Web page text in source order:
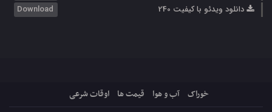
دانلود ویدئو با کیفیت 240
Download
خوراک آب و هوا قیمت ها اوقات شرعی